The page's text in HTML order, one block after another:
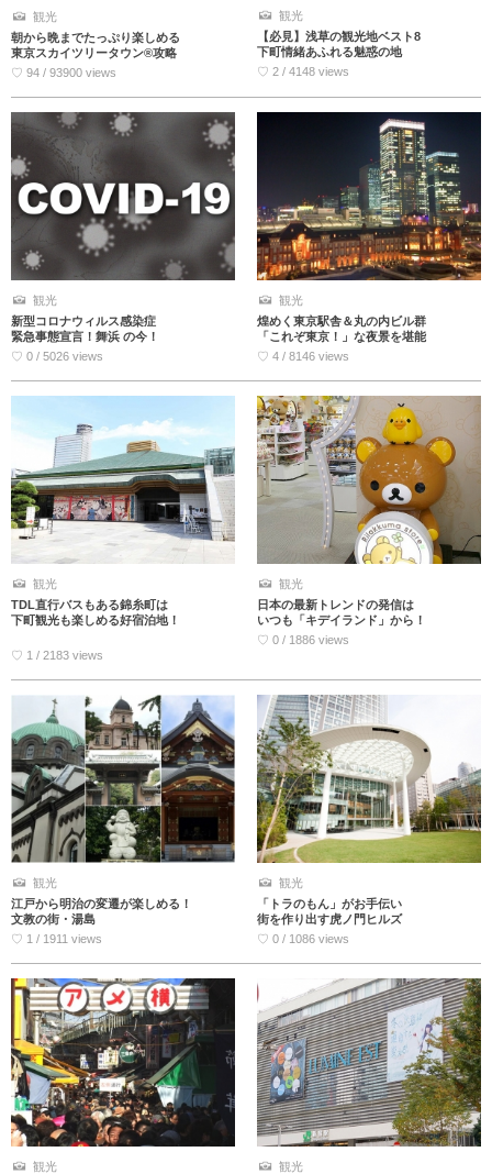
観光
朝から晩までたっぷり楽しめる
東京スカイツリータウン®攻略
♡ 94 / 93900 views
観光
【必見】浅草の観光地ベスト8
下町情緒あふれる魅惑の地
♡ 2 / 4148 views
観光
新型コロナウィルス感染症
緊急事態宣言！舞浜 の今！
♡ 0 / 5026 views
観光
煌めく東京駅舎＆丸の内ビル群
「これぞ東京！」な夜景を堪能
♡ 4 / 8146 views
観光
TDL直行バスもある錦糸町は
下町観光も楽しめる好宿泊地！
♡ 1 / 2183 views
観光
日本の最新トレンドの発信は
いつも「キデイランド」から！
♡ 0 / 1886 views
観光
江戸から明治の変遷が楽しめる！
文教の街・湯島
♡ 1 / 1911 views
観光
「トラのもん」がお手伝い
街を作り出す虎ノ門ヒルズ
♡ 0 / 1086 views
観光
観光